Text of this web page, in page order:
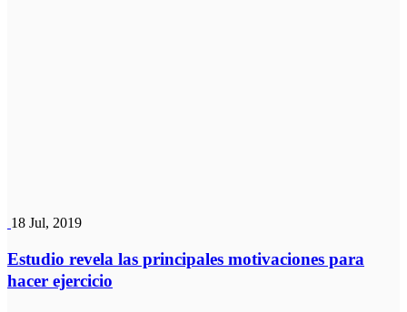
18 Jul, 2019
Estudio revela las principales motivaciones para
hacer ejercicio